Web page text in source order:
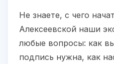
Не знаете, с чего
Алексеевской наши
любые вопросы: как
подпись нужна, как